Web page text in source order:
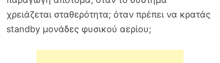
χρειάζεται σταθερότητα; όταν πρέπει να κρατάς
standby μονάδες φυσικού αερίου;